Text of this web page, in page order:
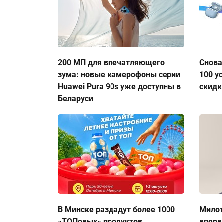
200 МП для впечатляющего
зума: новые камерофоны серии
Huawei Pura 90s уже доступны в
Беларуси
100
В Минске раздадут более 1000